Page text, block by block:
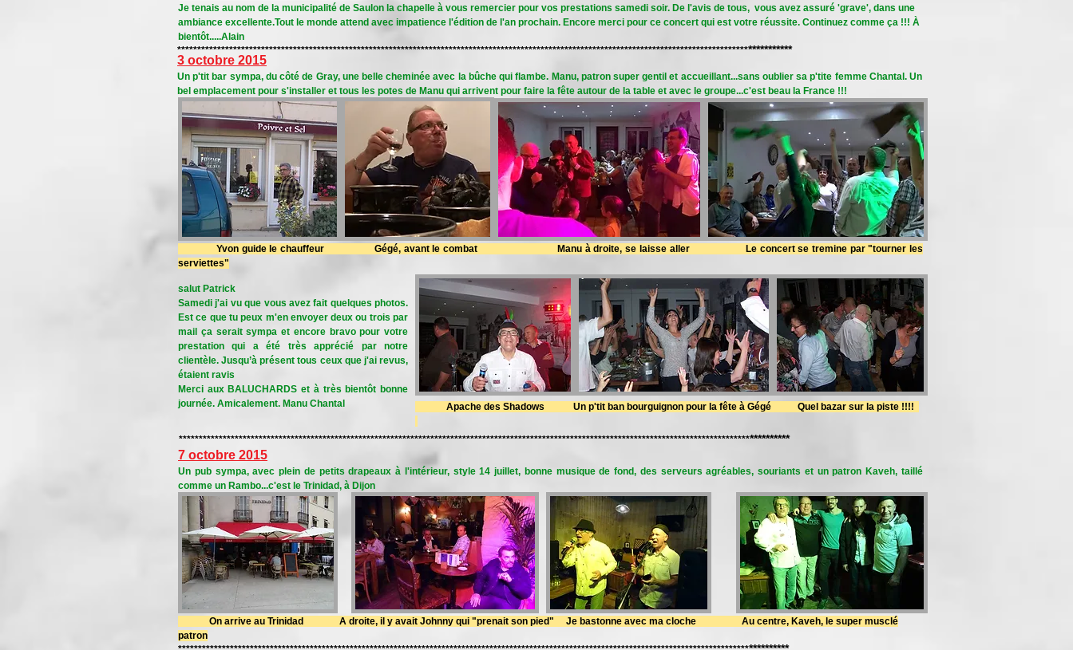
Je tenais au nom de la municipalité de Saulon la chapelle à vous remercier pour vos prestations samedi soir. De l'avis de tous, vous avez assuré 'grave', dans une
ambiance excellente.Tout le monde attend avec impatience l'édition de l'an prochain. Encore merci pour ce concert qui est votre réussite. Continuez comme ça !!! À
bientôt.....Alain
3 octobre 2015
Un p'tit bar sympa, du côté de Gray, une belle cheminée avec la bûche qui flambe. Manu, patron super gentil et accueillant...sans oublier sa p'tite femme Chantal. Un
bel emplacement pour s'installer et tous les potes de Manu qui arrivent pour faire la fête autour de la table et avec le groupe...c'est beau la France !!!
**********************************************************************************************************************************************************
Yvon guide le chauffeur Gégé, avant le combat Manu à droite, se laisse aller Le concert se tremine par "tourner les
serviettes"
salut Patrick
Samedi j'ai vu que vous avez fait quelques photos.
Est ce que tu peux m'en envoyer deux ou trois par
mail ça serait sympa et encore bravo pour votre
prestation qui a été très apprécié par notre
clientèle. Jusqu’à présent tous ceux que j'ai revus,
étaient ravis
Merci aux BALUCHARDS et à très bientôt bonne
journée. Amicalement. Manu Chantal
Apache des Shadows Un p'tit ban bourguignon pour la fête à Gégé Quel bazar sur la piste !!!!
*********************************************************************************************************************************************************
7 octobre 2015
Un pub sympa, avec plein de petits drapeaux à l'intérieur, style 14 juillet, bonne musique de fond, des serveurs agréables, souriants et un patron Kaveh, taillé
comme un Rambo...c'est le Trinidad, à Dijon
On arrive au Trinidad A droite, il y avait Johnny qui "prenait son pied" Je bastonne avec ma cloche Au centre, Kaveh, le super musclé
patron